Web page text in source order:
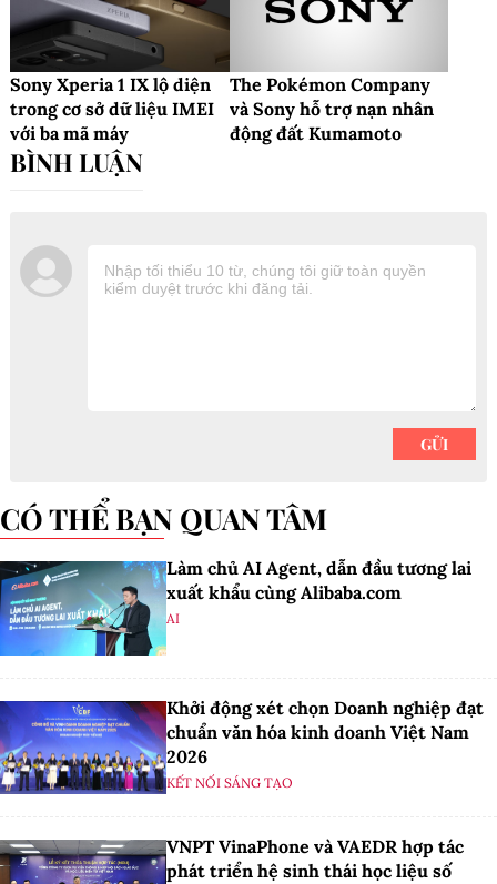
Sony Xperia 1 IX lộ diện
trong cơ sở dữ liệu IMEI
với ba mã máy
The Pokémon Company
và Sony hỗ trợ nạn nhân
động đất Kumamoto
CÓ THỂ BẠN QUAN TÂM
Làm chủ AI Agent, dẫn đầu tương lai
xuất khẩu cùng Alibaba.com
AI
Khởi động xét chọn Doanh nghiệp đạt
chuẩn văn hóa kinh doanh Việt Nam
2026
KẾT NỐI SÁNG TẠO
VNPT VinaPhone và VAEDR hợp tác
phát triển hệ sinh thái học liệu số